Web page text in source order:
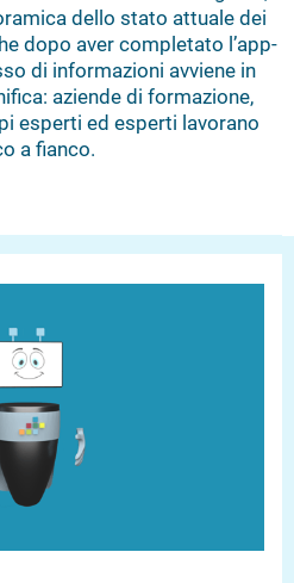
dello stato attuale dei
dopo aver com­pleta­to l’ap­p­
di in­for­ma­zio­ni avviene in
aziende di for­ma­zio­ne,
esperti ed esperti lavorano
a fianco.